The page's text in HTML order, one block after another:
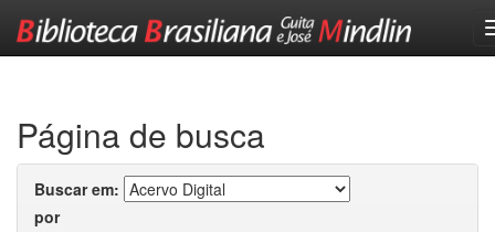
Página de busca
Buscar em:
por